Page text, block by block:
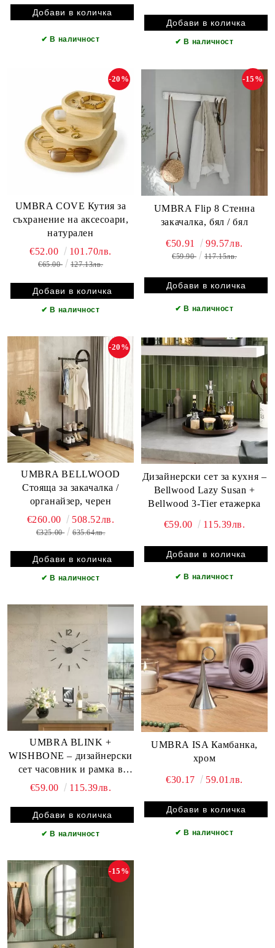
✔ В наличност ✔ В наличност
UMBRA COVE Кутия за
съхранение на аксесоари,
натурален
-20%
€52.00 101.70лв.
€65.00 127.13лв.
✔ В наличност
UMBRA Flip 8 Стенна
закачалка, бял / бял
-15%
€50.91 99.57лв.
€59.90 117.15лв.
✔ В наличност
UMBRA BELLWOOD
Стояща за закачалка /
органайзер, черен
-20%
€260.00 508.52лв.
€325.00 635.64лв.
✔ В наличност
Дизайнерски сет за кухня –
Bellwood Lazy Susan +
Bellwood 3-Tier етажерка
€59.00
115.39лв.
✔ В наличност
UMBRA BLINK +
WISHBONE – дизайнерски
сет часовник и рамка в
черно
€59.00 115.39лв.
✔ В наличност
UMBRA ISA Камбанка,
хром
€30.17 59.01лв.
✔ В наличност
-15%